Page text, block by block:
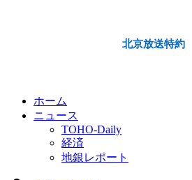
北京放送特約
ホーム
ニュース
TOHO-Daily
経済
地銀レポート